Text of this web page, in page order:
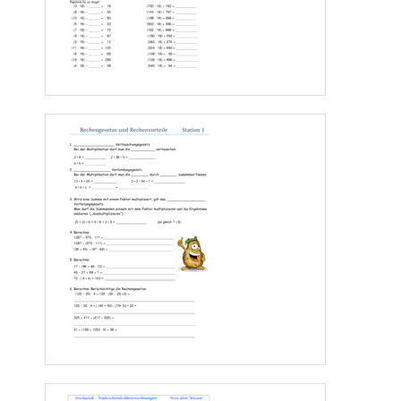
Tür ist 2m Hoch und 1m Breit
      3m
13) Von einem Rechteck ABCD
A (1/5) B(3/1) C
7
6
5
1